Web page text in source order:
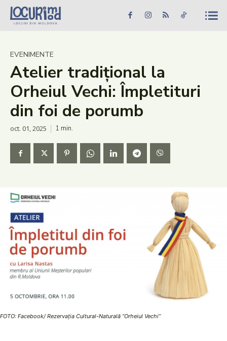
Caută în site... Căutare
Știri
Evenimente
Dezvoltare rurală
Vinării
Patrimoniu
EVENIMENTE
Atelier tradițional la
Orheiul Vechi: Împletituri
din foi de porumb
oct. 01, 2025 1 min.
FOTO: Facebook/ Rezervația Cultural-Naturală ”Orheiul Vechi”